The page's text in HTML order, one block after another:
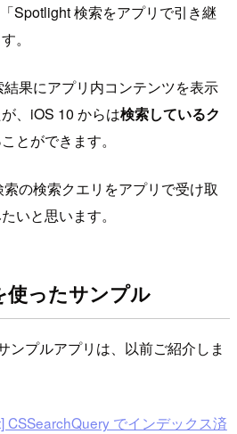
Spotlight 検索をアプリで引き継
。
果にアプリ内コンテンツを表示
、iOS 10 からは検索しているク
ことができます。
の検索クエリをアプリで受け取
いと思います。
ったサンプル
ンプルアプリは、以前ご紹介しま
CSSearchQuery でインデックス済